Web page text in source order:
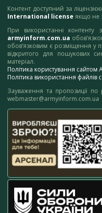
Контент доступний за ліцензією
International license якщо не
При використанні
armyinform.com.ua
обов’язковим є розміщення у
відкритого для пошукових
матеріал.
Політика користування сайтом
Політика використання файлів
Зауваження та пропозиції по
webmaster@armyinform.com.ua